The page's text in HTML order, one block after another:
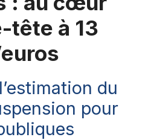
tête à 13
du
pour